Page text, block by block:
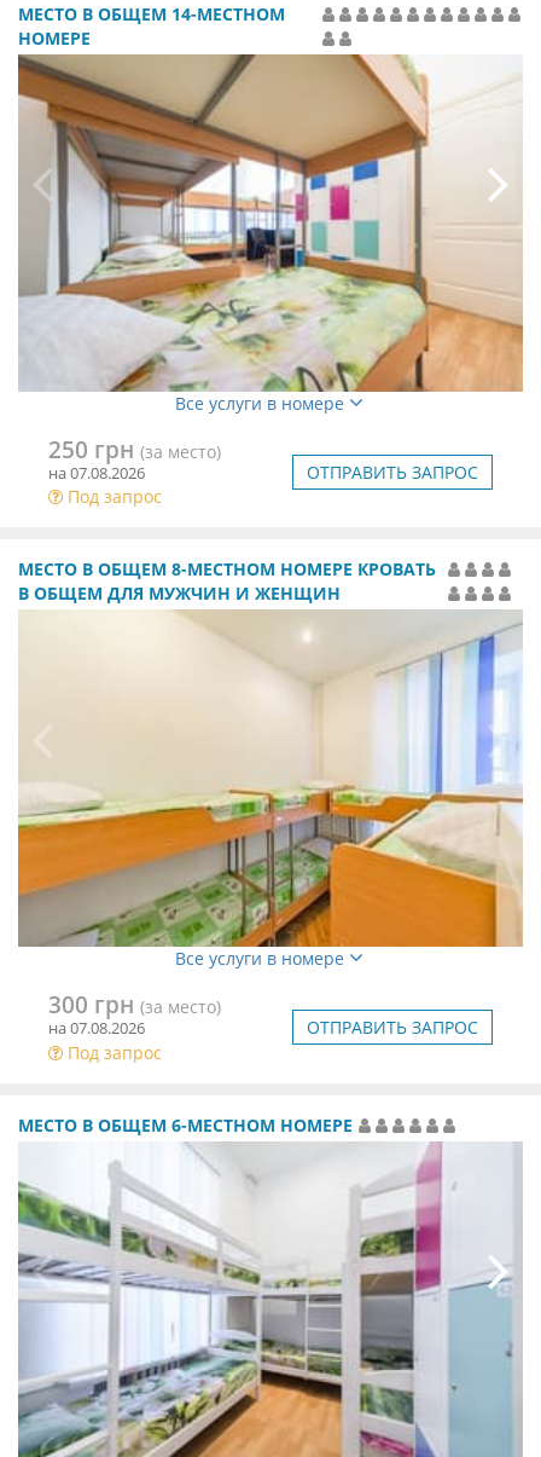
МЕСТО В ОБЩЕМ 14-МЕСТНОМ
НОМЕРЕ
Все услуги в номере
250 грн (за место)
на 07.08.2026
Под запрос
ОТПРАВИТЬ ЗАПРОС
МЕСТО В ОБЩЕМ 8-МЕСТНОМ НОМЕРЕ КРОВАТЬ
В ОБЩЕМ ДЛЯ МУЖЧИН И ЖЕНЩИН
Все услуги в номере
300 грн (за место)
на 07.08.2026
Под запрос
ОТПРАВИТЬ ЗАПРОС
МЕСТО В ОБЩЕМ 6-МЕСТНОМ НОМЕРЕ